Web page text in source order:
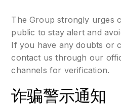
The Group strongly urges
public to stay alert and
If you have any doubts or
contact us through our
channels for verification.
诈骗警示通知